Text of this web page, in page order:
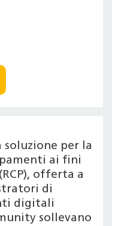
soluzione per la
ai fini
offerta a
di
digitali
sollevano